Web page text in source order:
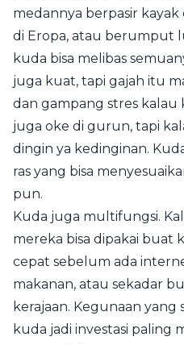
medannya berpasir
di Eropa, atau berumput
kuda bisa melibas
juga kuat, tapi gajah itu
dan gampang stres kalau
juga oke di gurun, tapi
dingin ya kedinginan.
ras yang bisa
pun.
Kuda juga multifungsi.
mereka bisa dipakai buat
cepat sebelum ada
makanan, atau sekadar
kerajaan. Kegunaan yang
kuda jadi investasi paling